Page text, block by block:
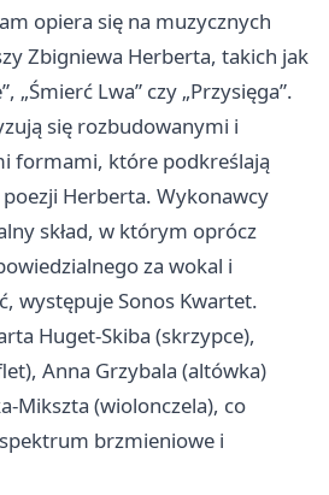
opiera się na muzycznych
Zbigniewa Herberta, takich jak
„Śmierć Lwa” czy „Przysięga”.
się rozbudowanymi i
formami, które podkreślają
Herberta. Wykonawcy
skład, w którym oprócz
za wokal i
występuje Sonos Kwartet.
Huget-Skiba (skrzypce),
Anna Grzybala (altówka)
Mikszta (wiolonczela), co
brzmieniowe i